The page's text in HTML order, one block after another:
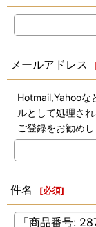
メールアドレス
Hotmail,Yahooな
ルとして処理さ
ご登録をお勧めし
件名 [必須]